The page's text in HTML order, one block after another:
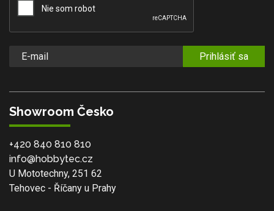
Prihlásiť sa
Showroom Česko
+420 840 810 810
info@hobbytec.cz
U Mototechny, 251 62
Tehovec - Říčany u Prahy